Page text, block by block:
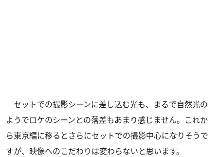
セットでの撮影シーンに差し込む光も、まるで自然光の
ようでロケのシーンとの落差もあまり感じません。これか
ら東京編に移るとさらにセットでの撮影中心になりそうで
すが、映像へのこだわりは変わらないと思います。